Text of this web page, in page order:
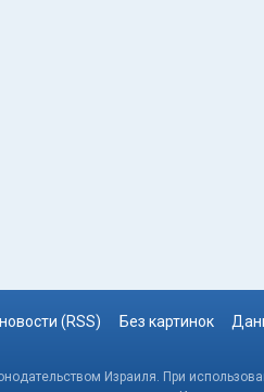
(RSS) Без картинок
Израиля. При